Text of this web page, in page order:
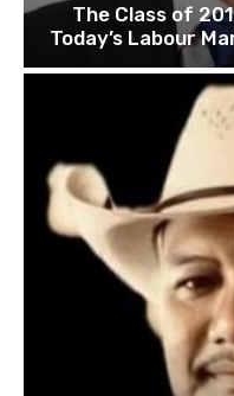
The Class of
Today’s Labour